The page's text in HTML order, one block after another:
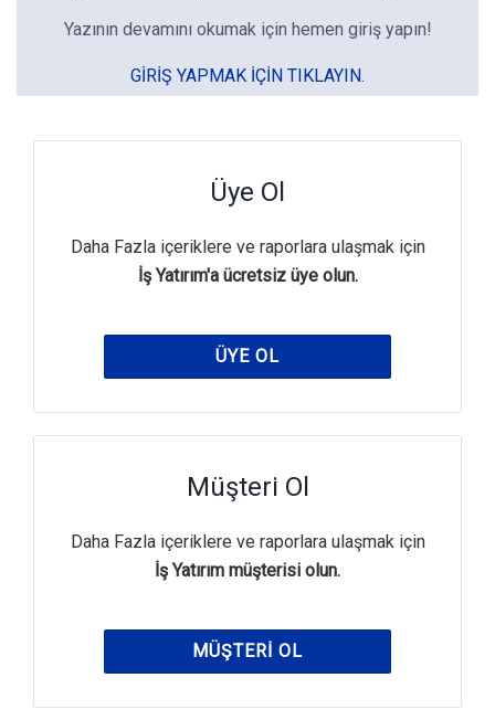
Yazının devamını okumak için hemen giriş yapın!
GIRIŞ YAPMAK IÇIN TIKLAYIN.
Üye Ol
Daha Fazla içeriklere ve raporlara ulaşmak için
İş Yatırım'a ücretsiz üye olun.
ÜYE OL
Müşteri Ol
Daha Fazla içeriklere ve raporlara ulaşmak için
İş Yatırım müşterisi olun.
MÜŞTERI OL